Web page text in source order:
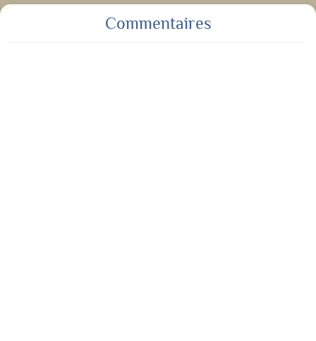
Commentaires